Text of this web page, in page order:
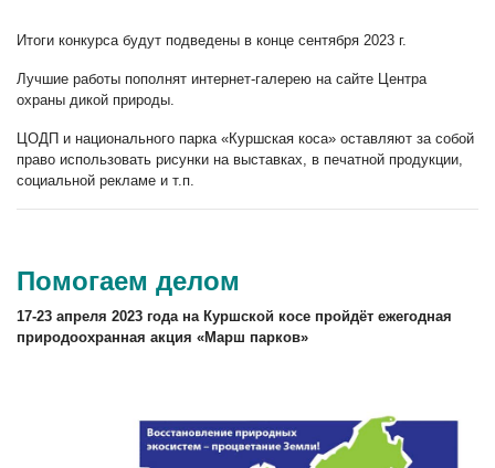
Итоги конкурса будут подведены в конце сентября 2023 г.
Лучшие работы пополнят интернет-галерею на сайте Центра
охраны дикой природы.
ЦОДП и национального парка «Куршская коса» оставляют за собой
право использовать рисунки на выставках, в печатной продукции,
социальной рекламе и т.п.
Помогаем делом
17-23 апреля 2023 года на Куршской косе пройдёт ежегодная
природоохранная акция «Марш парков»